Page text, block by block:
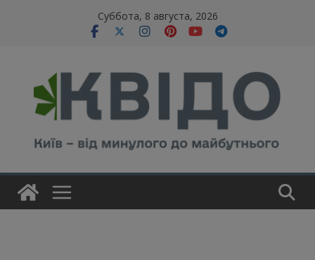
Суббота, 8 августа, 2026
modal-check